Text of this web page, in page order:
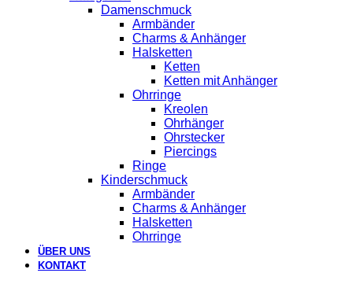
Damenschmuck
Armbänder
Charms & Anhänger
Halsketten
Ketten
Ketten mit Anhänger
Ohrringe
Kreolen
Ohrhänger
Ohrstecker
Piercings
Ringe
Kinderschmuck
Armbänder
Charms & Anhänger
Halsketten
Ohrringe
ÜBER UNS
KONTAKT